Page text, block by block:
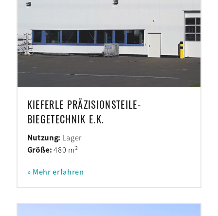
KIEFERLE PRÄZISIONSTEILE-
BIEGETECHNIK E.K.
Nutzung: Lager
Größe:480 m²
» Mehr erfahren